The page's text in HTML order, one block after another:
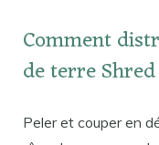
Comment
de terre
Peler et couper en